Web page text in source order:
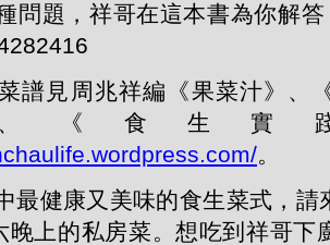
問題，祥哥在這本書為你解
譜見周兆祥編《果菜汁》、
《食生實
。
最健康又美味的食生菜式，請
晚上的私房菜。想吃到祥哥下